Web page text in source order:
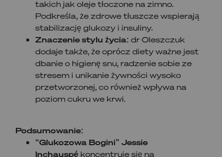
takich jak oleje tłoczone na zimno.
Podkreśla, że zdrowe tłuszcze wspierają
stabilizację glukozy i insuliny.
Znaczenie stylu życia: dr Oleszczuk
dodaje także, że oprócz diety ważne jest
dbanie o higienę snu, radzenie sobie ze
stresem i unikanie żywności wysoko
przetworzonej, co również wpływa na
poziom cukru we krwi.
Podsumowanie:
“Glukozowa Bogini” Jessie
Inchauspé koncentruje się na